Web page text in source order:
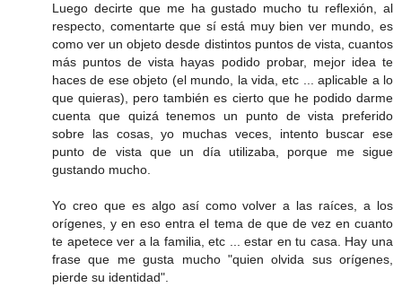
Luego decirte que me ha gustado mucho tu reflexión, al
respecto, comentarte que sí está muy bien ver mundo, es
como ver un objeto desde distintos puntos de vista, cuantos
más puntos de vista hayas podido probar, mejor idea te
haces de ese objeto (el mundo, la vida, etc ... aplicable a lo
que quieras), pero también es cierto que he podido darme
cuenta que quizá tenemos un punto de vista preferido
sobre las cosas, yo muchas veces, intento buscar ese
punto de vista que un día utilizaba, porque me sigue
gustando mucho.
Yo creo que es algo así como volver a las raíces, a los
orígenes, y en eso entra el tema de que de vez en cuanto
te apetece ver a la familia, etc ... estar en tu casa. Hay una
frase que me gusta mucho "quien olvida sus orígenes,
pierde su identidad".